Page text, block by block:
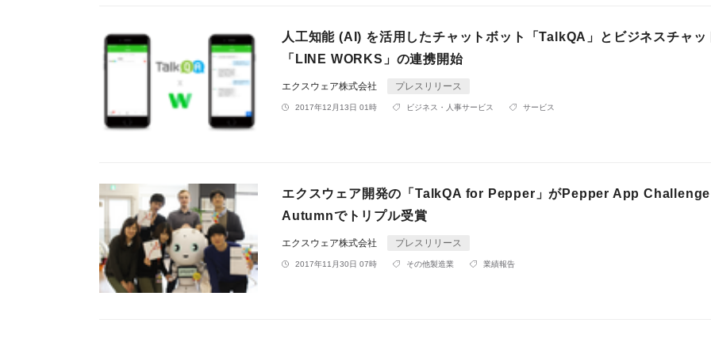
人工知能 (AI) を活用したチャットボット「TalkQA」とビジネスチャッ
「LINE WORKS」の連携開始
エクスウェア株式会社 プレスリリース
2017年12月13日 01時 ビジネス・人事サービス サービス
エクスウェア開発の「TalkQA for Pepper」がPepper App
Autumnでトリプル受賞
エクスウェア株式会社 プレスリリース
2017年11月30日 07時 その他製造業 業績報告